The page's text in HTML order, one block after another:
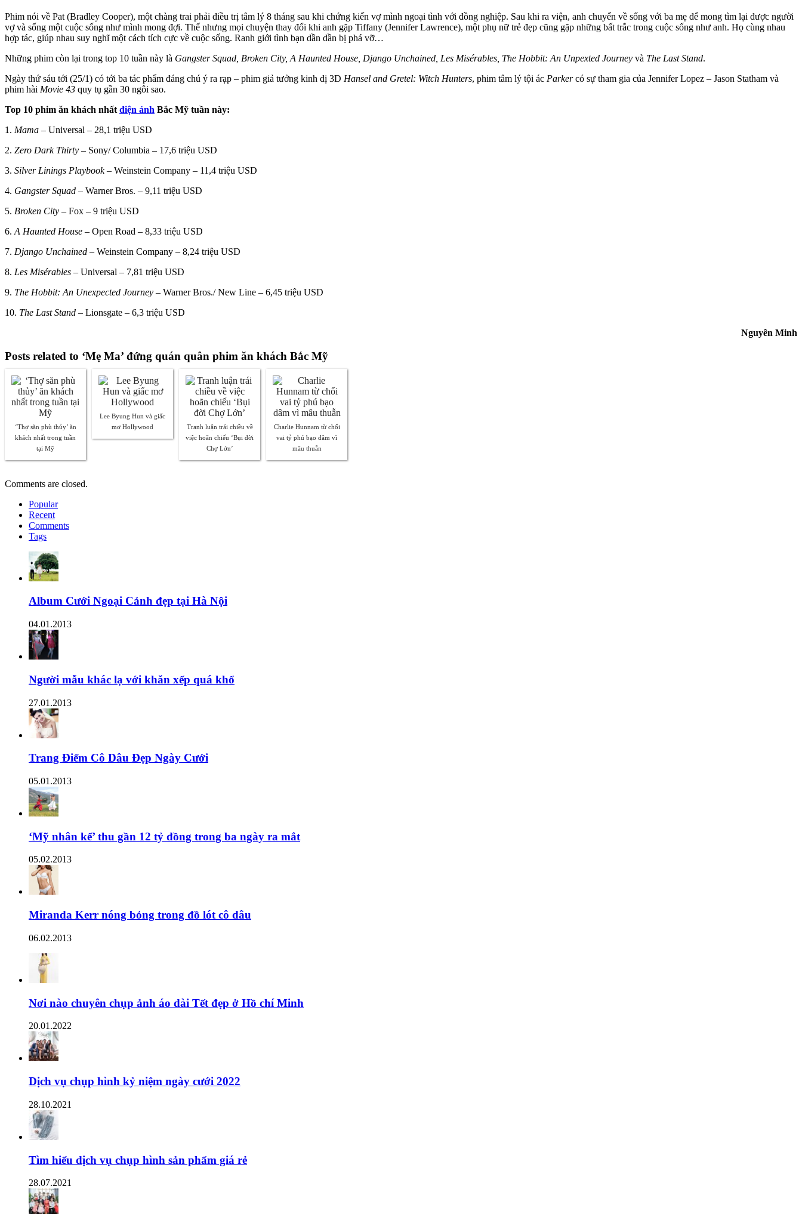
Phim nói về Pat (Bradley Cooper), một chàng trai phải điều trị tâm lý 8 tháng sau khi chứng kiến vợ mình ngoại tình với đồng nghiệp. Sau khi ra viện, anh chuyển về sống với ba mẹ để mong tìm lại được người
vợ và sống một cuộc sống như mình mong đợi. Thế nhưng mọi chuyện thay đổi khi anh gặp Tiffany (Jennifer Lawrence), một phụ nữ trẻ đẹp cũng gặp những bất trắc trong cuộc sống như anh. Họ cùng nhau
hợp tác, giúp nhau suy nghĩ một cách tích cực về cuộc sống. Ranh giới tình bạn dần dần bị phá vỡ…
Những phim còn lại trong top 10 tuần này là Gangster Squad, Broken City, A Haunted House, Django Unchained, Les Misérables, The Hobbit: An Unpexted Journey và The Last Stand.
Ngày thứ sáu tới (25/1) có tới ba tác phẩm đáng chú ý ra rạp – phim giả tưởng kinh dị 3D Hansel and Gretel: Witch Hunters, phim tâm lý tội ác Parkercó sự tham gia của Jennifer Lopez – Jason Statham và
phim hài Movie 43 quy tụ gần 30 ngôi sao.
Top 10 phim ăn khách nhất điện ảnh Bắc Mỹ tuần này:
1. Mama – Universal – 28,1 triệu USD
2. Zero Dark Thirty – Sony/ Columbia – 17,6 triệu USD
3. Silver Linings Playbook– Weinstein Company – 11,4 triệu USD
4. Gangster Squad – Warner Bros. – 9,11 triệu USD
5. Broken City – Fox – 9 triệu USD
6. A Haunted House – Open Road – 8,33 triệu USD
7. Django Unchained – Weinstein Company – 8,24 triệu USD
8. Les Misérables – Universal – 7,81 triệu USD
9. The Hobbit: An Unexpected Journey – Warner Bros./ New Line – 6,45 triệu USD
10. The Last Stand – Lionsgate – 6,3 triệu USD
Nguyên Minh
Posts related to ‘Mẹ Ma’ đứng quán quân phim ăn khách Bắc Mỹ
‘Thợ săn phù thủy’ ăn
khách nhất trong tuần
tại Mỹ
Lee Byung Hun và giấc
mơ Hollywood
Tranh luận trái chiều về
việc hoãn chiếu ‘Bụi đời
Chợ Lớn’
Charlie Hunnam từ chối
vai tỷ phú bạo dâm vì
mâu thuẫn
Comments are closed.
Popular
Recent
Comments
Tags
Album Cưới Ngoại Cảnh đẹp tại Hà Nội
04.01.2013
Người mẫu khác lạ với khăn xếp quá khổ
27.01.2013
Trang Điểm Cô Dâu Đẹp Ngày Cưới
05.01.2013
‘Mỹ nhân kế’ thu gần 12 tỷ đồng trong ba ngày ra mắt
05.02.2013
Miranda Kerr nóng bỏng trong đồ lót cô dâu
06.02.2013
Nơi nào chuyên chụp ảnh áo dài Tết đẹp ở Hồ chí Minh
20.01.2022
Dịch vụ chụp hình kỷ niệm ngày cưới 2022
28.10.2021
Tìm hiểu dịch vụ chụp hình sản phẩm giá rẻ
28.07.2021